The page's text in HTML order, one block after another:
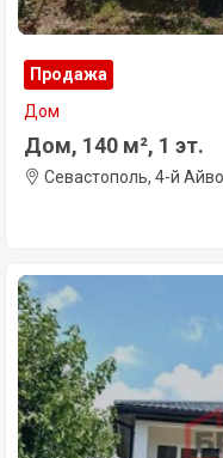
Продажа
Дом
Дом, 140 м², 1 эт.
Севастополь, 4-й